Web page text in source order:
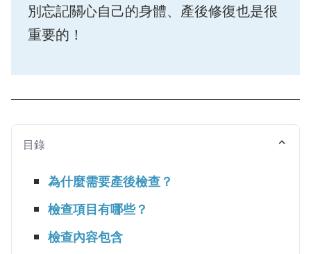
別忘記關心自己的身體、產後修復也是很
重要的！
目錄
為什麼需要產後檢查？
檢查項目有哪些？
檢查內容包含